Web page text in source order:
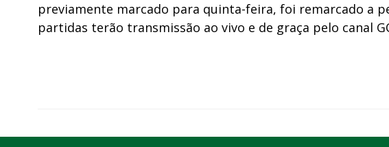
previamente marcado para quinta-feira, foi remarcado a
partidas terão transmissão ao vivo e de graça pelo canal